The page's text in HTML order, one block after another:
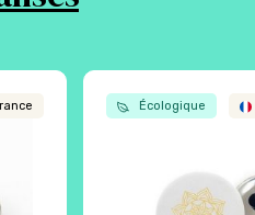
Écologique